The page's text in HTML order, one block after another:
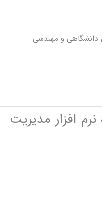
دانشگاهی و مهندسی
افزار مدیریت